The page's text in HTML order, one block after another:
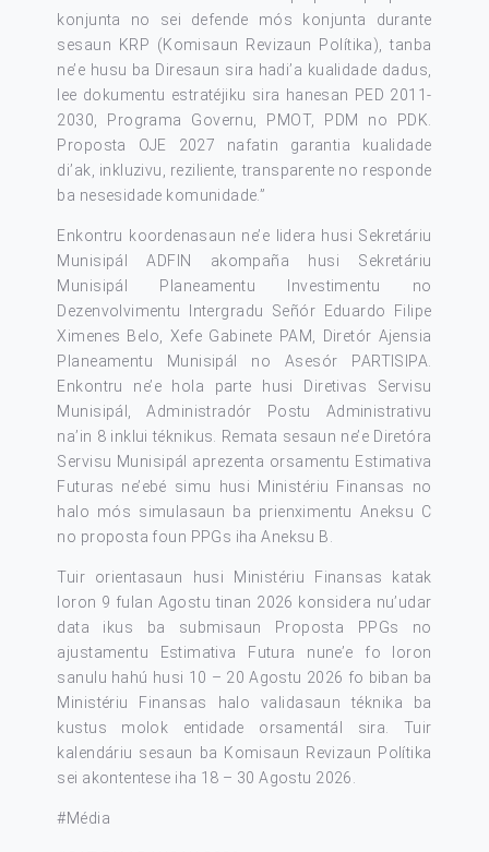
konjunta no sei defende mós konjunta durante
sesaun KRP (Komisaun Revizaun Polítika), tanba
ne’e husu ba Diresaun sira hadi’a kualidade dadus,
lee dokumentu estratéjiku sira hanesan PED 2011-
2030, Programa Governu, PMOT, PDM no PDK.
Proposta OJE 2027 nafatin garantia kualidade
di’ak, inkluzivu, reziliente, transparente no responde
ba nesesidade komunidade.”
Enkontru koordenasaun ne’e lidera husi Sekretáriu
Munisipál ADFIN akompaña husi Sekretáriu
Munisipál Planeamentu Investimentu no
Dezenvolvimentu Intergradu Señór Eduardo Filipe
Ximenes Belo, Xefe Gabinete PAM, Diretór Ajensia
Planeamentu Munisipál no Asesór PARTISIPA.
Enkontru ne’e hola parte husi Diretivas Servisu
Munisipál, Administradór Postu Administrativu
na’in 8 inklui téknikus. Remata sesaun ne’e Diretóra
Servisu Munisipál aprezenta orsamentu Estimativa
Futuras ne’ebé simu husi Ministériu Finansas no
halo mós simulasaun ba prienximentu Aneksu C
no proposta foun PPGs iha Aneksu B.
Tuir orientasaun husi Ministériu Finansas katak
loron 9 fulan Agostu tinan 2026 konsidera nu’udar
data ikus ba submisaun Proposta PPGs no
ajustamentu Estimativa Futura nune’e fo loron
sanulu hahú husi 10 – 20 Agostu 2026 fo biban ba
Ministériu Finansas halo validasaun téknika ba
kustus molok entidade orsamentál sira. Tuir
kalendáriu sesaun ba Komisaun Revizaun Polítika
sei akontentese iha 18 – 30 Agostu 2026.
#Média